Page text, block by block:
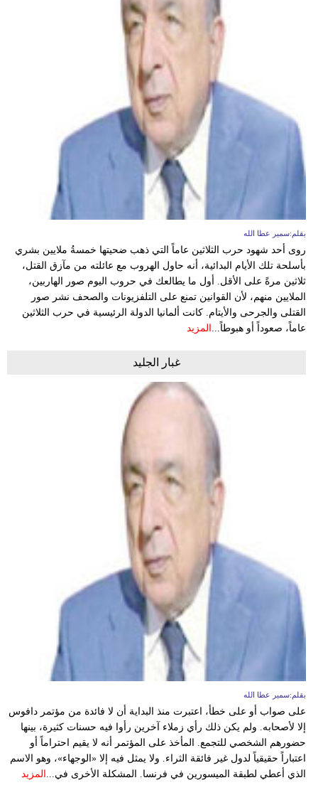
بقلم:سمير عطا الله
روى أحد شهود حرب الثلاثين عاماً التي ذهب ضحيتها خمسةُ ملايين بشري
بأسلحة تلك الأيام البدائية، أنه حاول الهروب مع عائلته من مآزق القتل،
ثلاثين مرةً على الأقل. أول ما يطالعك في حروب اليوم صور الهاربين،
الملايين منهم، لأن القوانين تمنع على التلفزيونات والصحف نشر صور
القتلى والجرحى والأيتام. كانت ألمانيا الدولة الرئيسية في حرب الثلاثين
عاماً، صعوداً أو هبوطاً...
المزيد
غبار الجليد
بقلم:سمير عطا الله
على صواب أو على خطأ، اعتبرت منذ البداية أن لا فائدة من مؤتمر دافوس
إلا لأصحابه. ولم يكن ذلك رأي زملاء آخرين رأوا فيه حسنات كثيرة، بينها
حضورهم الشخصي للتجمع. المأخذ على المؤتمر أنه لا يقيم احتراماً أو
اعتباراً حقيقياً لدول غير فائقة الثراء. ولا يمثل فيه إلا «الوجهاء»، وهو الاسم
الذي أعطي لطبقة الميسورين في فرنسا. المشكلة الأخرى في...
المزيد